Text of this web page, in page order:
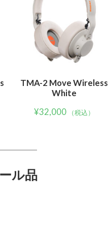
TMA-2 Move Wireless
White
¥32,000 （税込）
ル品